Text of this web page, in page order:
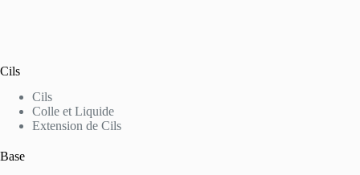
Cils
Cils
Colle et Liquide
Extension de Cils
Base